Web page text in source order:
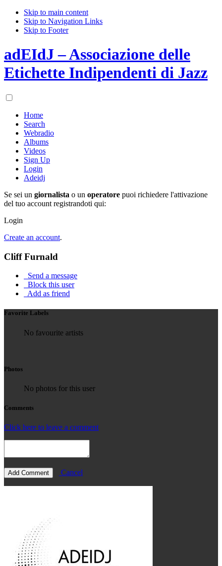
Skip to main content
Skip to Navigation Links
Skip to Footer
adEIdJ – Associazione delle
Etichette Indipendenti di Jazz
Home
Search
Webradio
Albums
Videos
Sign Up
Login
Adeidj
Se sei un giornalista o un operatore puoi richiedere l'attivazione
del tuo account registrandoti qui:
Login
Create an account.
Cliff Furnald
Send a message
Block this user
Add as friend
Favorite Labels
No favourite artists
Photos
No photos for this user
Comments
Click here to leave a comment
Cancel